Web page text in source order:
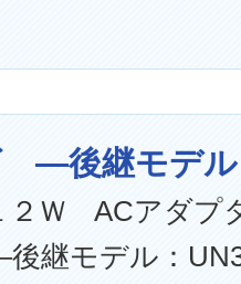
―後継モデル
Ｗ ACアダプ
継モデル：